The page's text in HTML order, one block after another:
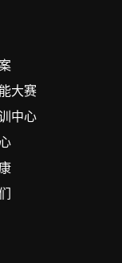
大赛
中心